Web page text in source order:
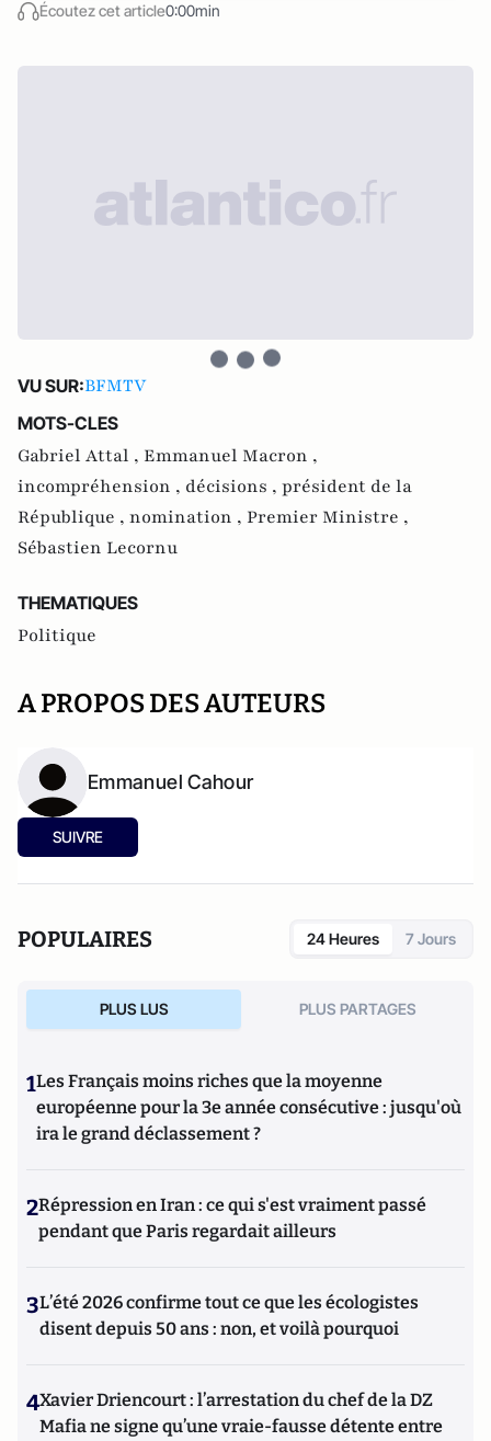
Écoutez cet article0:00min
VU SUR:BFMTV
MOTS-CLES
Gabriel Attal , Emmanuel Macron ,
incompréhension , décisions , président de la
République , nomination , Premier Ministre ,
Sébastien Lecornu
THEMATIQUES
Politique
A PROPOS DES AUTEURS
Emmanuel Cahour
SUIVRE
POPULAIRES 24 Heures 7 Jours
PLUS LUS PLUS PARTAGES
1Les Français moins riches que la moyenne
européenne pour la 3e année consécutive : jusqu'où
ira le grand déclassement ?
2Répression en Iran : ce qui s'est vraiment passé
pendant que Paris regardait ailleurs
3L’été 2026 confirme tout ce que les écologistes
disent depuis 50 ans : non, et voilà pourquoi
4Xavier Driencourt : l’arrestation du chef de la DZ
Mafia ne signe qu’une vraie-fausse détente entre